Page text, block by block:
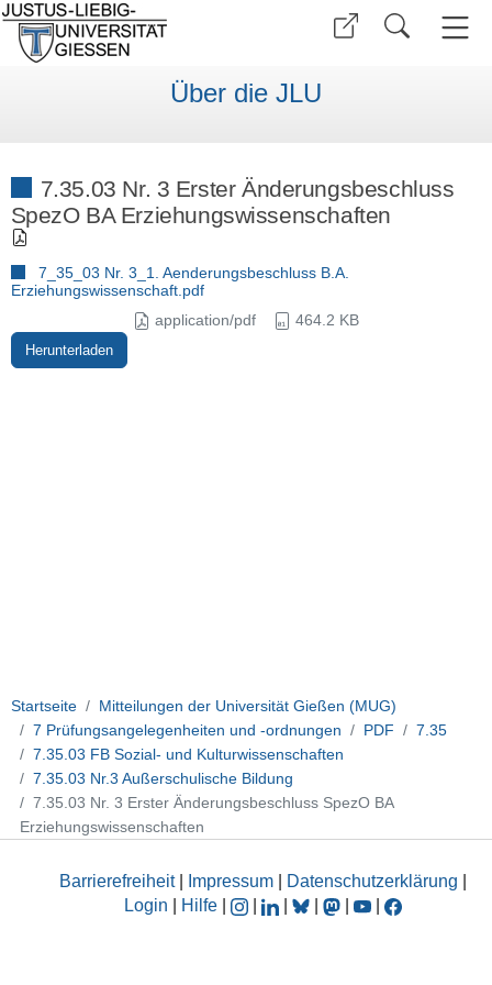
Über die JLU
7.35.03 Nr. 3 Erster Änderungsbeschluss
SpezO BA Erziehungswissenschaften
7_35_03 Nr. 3_1. Aenderungsbeschluss B.A.
Erziehungswissenschaft.pdf
application/pdf
464.2 KB
Herunterladen
Startseite
Mitteilungen der Universität Gießen (MUG)
7 Prüfungsangelegenheiten und -ordnungen
PDF
7.35
7.35.03 FB Sozial- und Kulturwissenschaften
7.35.03 Nr.3 Außerschulische Bildung
7.35.03 Nr. 3 Erster Änderungsbeschluss SpezO BA
Erziehungswissenschaften
Barrierefreiheit| Impressum Datenschutzerklärung
Login
Hilfe